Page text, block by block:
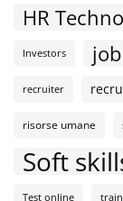
HR
Investors job
recruiter
risorse umane
Soft
Test online